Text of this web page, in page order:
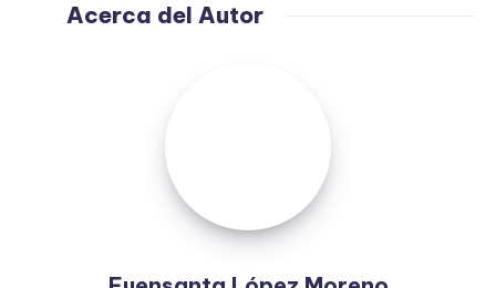
Acerca del Autor